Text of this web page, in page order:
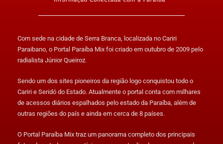
Com sede na cidade de Serra Branca, localizada no Cariri
Paraibano, o Portal Paraíba Mix foi criado em outubro de 2009 pelo
radialista Júnior Queiroz.
Sendo um dos sites pioneiros da região logo conquistou todo o
Cariri e Seridó do Estado. Atualmente o portal conta com milhares
de acessos diários espalhados pelo estado da Paraíba, além de
outras regiões do país e ainda em cerca de 8 países.
O Portal Paraíba Mix traz um panorama completo dos principais